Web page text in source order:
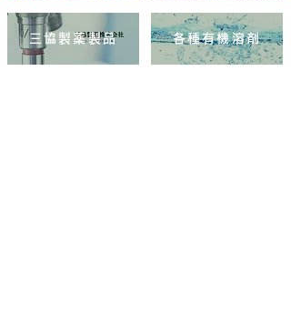
三協製薬製品 各種有機溶剤